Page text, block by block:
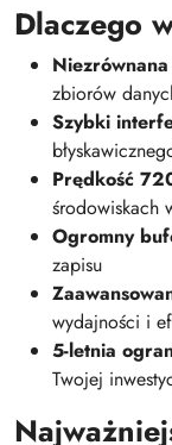
Dlaczego
zbiorów
Szybki
Prędkość
środowiskach
Ogromny
zapisu
wydajności i
5-letnia
Twojej